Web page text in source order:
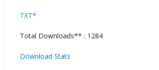
TXT*
Total Downloads** : 1284
Download Stats